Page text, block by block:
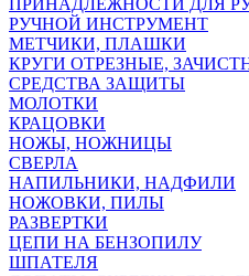
ПРИНАДЛЕЖНОСТИ ДЛЯ
РУЧНОЙ ИНСТРУМЕНТ
МЕТЧИКИ, ПЛАШКИ
КРУГИ ОТРЕЗНЫЕ,
СРЕДСТВА ЗАЩИТЫ
МОЛОТКИ
КРАЦОВКИ
НОЖЫ, НОЖНИЦЫ
СВЕРЛА
НАПИЛЬНИКИ, НАДФИЛИ
НОЖОВКИ, ПИЛЫ
РАЗВЕРТКИ
ЦЕПИ НА БЕНЗОПИЛУ
ШПАТЕЛЯ